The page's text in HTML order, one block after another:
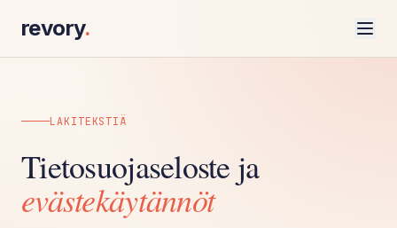
revory.
LAKITEKSTIÄ
Tietosuojaseloste ja
evästekäytännöt